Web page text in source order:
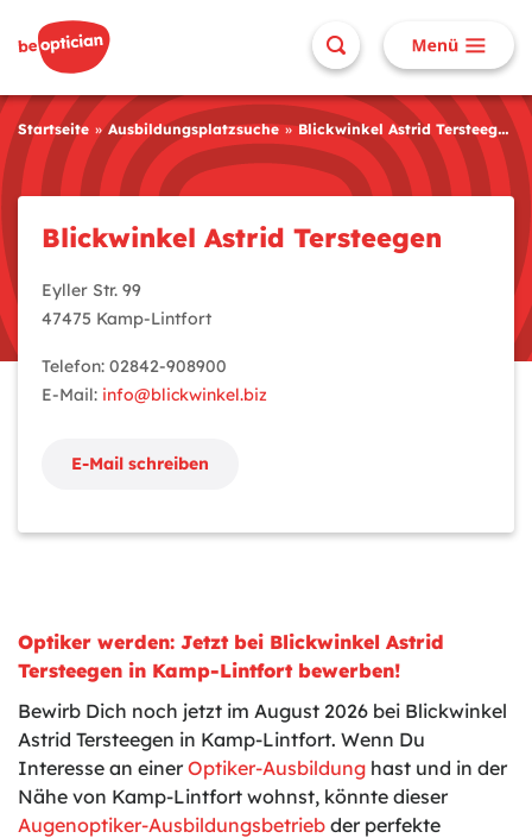
Startseite Ausbildungsplatzsuche Blickwinkel Astrid Tersteegen
Blickwinkel Astrid Tersteegen
Eyller Str. 99
47475 Kamp-Lintfort
Telefon: 02842-908900
E-Mail: info@blickwinkel.biz
E-Mail schreiben
Optiker werden: Jetzt bei Blickwinkel Astrid
Tersteegen in Kamp-Lintfort bewerben!
Bewirb Dich noch jetzt im August 2026 bei Blickwinkel
Astrid Tersteegen in Kamp-Lintfort. Wenn Du
Interesse an einer Optiker-Ausbildung hast und in der
Nähe von Kamp-Lintfort wohnst, könnte dieser
Augenoptiker-Ausbildungsbetrieb der perfekte